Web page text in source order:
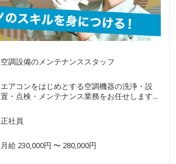
空調設備のメンテナンススタッフ
エアコンをはじめとする空調機器の洗浄・設
置・点検・メンテナンス業務をお任せします...
正社員
月給 230,000円 〜 280,000円